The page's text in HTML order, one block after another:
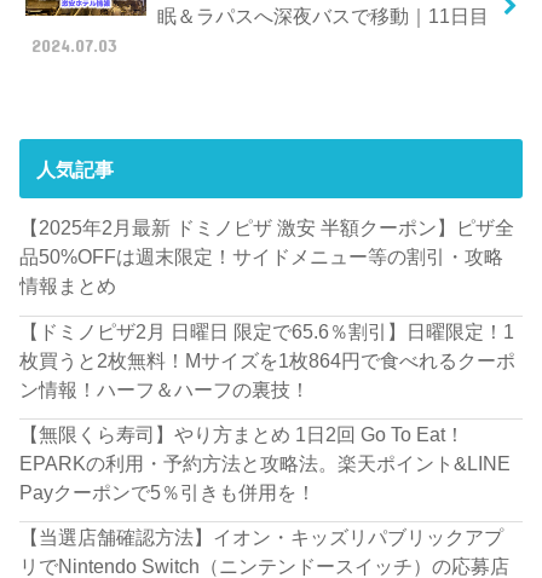
眠＆ラパスへ深夜バスで移動｜11日目
2024.07.03
人気記事
【2025年2月最新 ドミノピザ 激安 半額クーポン】ピザ全
品50%OFFは週末限定！サイドメニュー等の割引・攻略
情報まとめ
【ドミノピザ2月 日曜日 限定で65.6％割引】日曜限定！1
枚買うと2枚無料！Mサイズを1枚864円で食べれるクーポ
ン情報！ハーフ＆ハーフの裏技！
【無限くら寿司】やり方まとめ 1日2回 Go To Eat！
EPARKの利用・予約方法と攻略法。楽天ポイント&LINE
Payクーポンで5％引きも併用を！
【当選店舗確認方法】イオン・キッズリパブリックアプ
リでNintendo Switch（ニンテンドースイッチ）の応募店